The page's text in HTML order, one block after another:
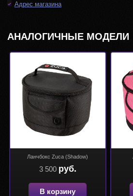
Адрес магазина
АНАЛОГИЧНЫЕ МОДЕЛИ
Ланчбокс Zuca (Shadow)
3 500 руб.
В корзину